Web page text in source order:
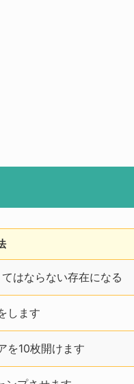
はならない存在になる
します
を10枚開けます